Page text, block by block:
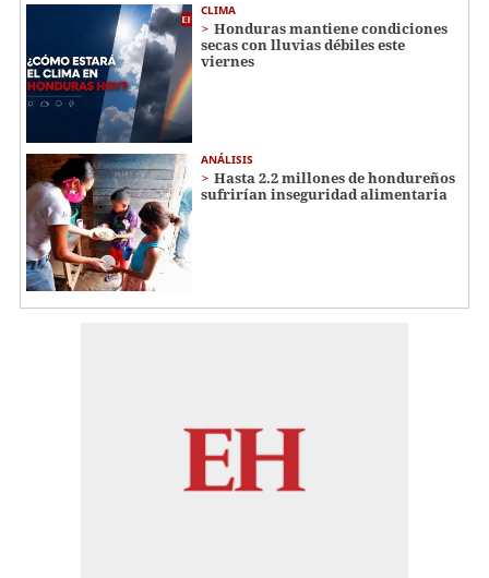
CLIMA
Honduras mantiene condiciones
secas con lluvias débiles este
viernes
ANÁLISIS
Hasta 2.2 millones de hondureños
sufrirían inseguridad alimentaria